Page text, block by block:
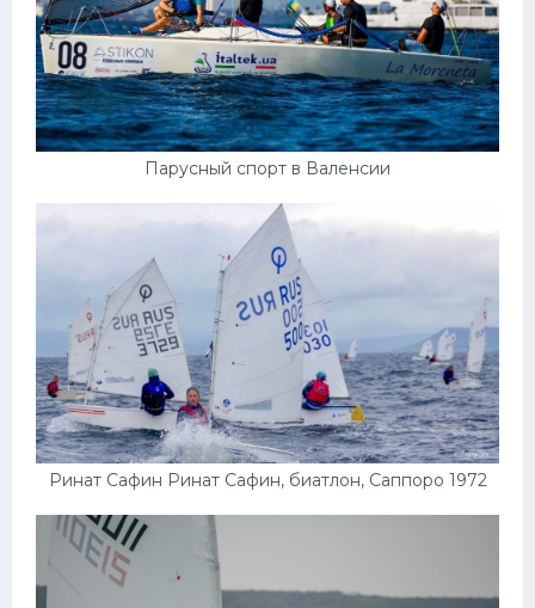
Парусный спорт в Валенсии
Ринат Сафин Ринат Сафин, биатлон, Саппоро 1972